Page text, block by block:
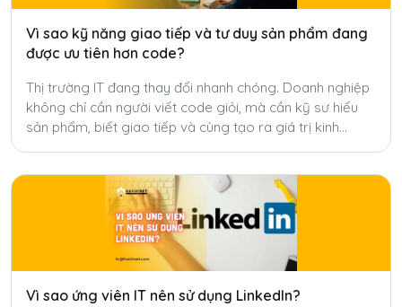
Vì sao kỹ năng giao tiếp và tư duy sản phẩm đang
được ưu tiên hơn code?
Thị trường IT đang thay đổi nhanh chóng. Doanh nghiệp
không chỉ cần người viết code giỏi, mà cần kỹ sư hiểu
sản phẩm, biết giao tiếp và cùng tạo ra giá trị kinh
Vì sao ứng viên IT nên sử dụng LinkedIn?